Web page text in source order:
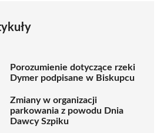
Porozumienie dotyczące rzeki
Dymer podpisane w Biskupcu
Zmiany w organizacji
parkowania z powodu Dnia
Dawcy Szpiku